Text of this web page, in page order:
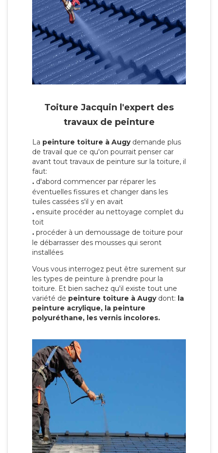
Toiture Jacquin l'expert des
travaux de peinture
La peinture toiture à Augydemande plus
de travail que ce qu'on pourrait penser car
avant tout travaux de peinture sur la toiture, il
faut:
. d'abord commencer par réparer les
éventuelles fissures et changer dans les
tuiles cassées s'il y en avait
. ensuite procéder au nettoyage complet du
toit
. procéder à un demoussage de toiture pour
le débarrasser des mousses qui seront
installées
Vous vous interrogez peut être surement sur
les types de peinture à prendre pour la
toiture. Et bien sachez qu'il existe tout une
variété de peinture toiture à Augy dont: la
peinture acrylique, la peinture
polyuréthane, les vernis incolores.